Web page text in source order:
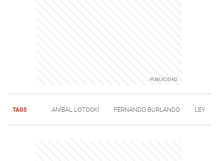
TAGS ANÍBAL LOTOCKI FERNANDO BURLANDO LEY